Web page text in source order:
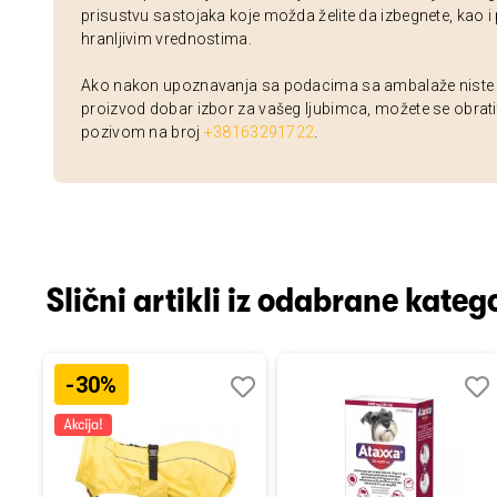
prisustvu sastojaka koje možda želite da izbegnete, kao
hranljivim vrednostima.
Ako nakon upoznavanja sa podacima sa ambalaže niste
proizvod dobar izbor za vašeg ljubimca, možete se
pozivom na broj +38163291722
Slični artikli iz odabrane
-30%
listu
želja